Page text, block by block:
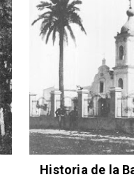
Historia de la